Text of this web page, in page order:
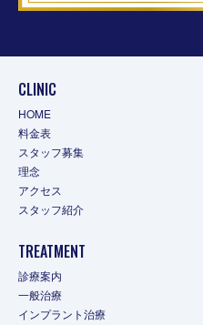
CLINIC
HOME
料金表
スタッフ募集
理念
アクセス
スタッフ紹介
TREATMENT
診療案内
一般治療
インプラント治療